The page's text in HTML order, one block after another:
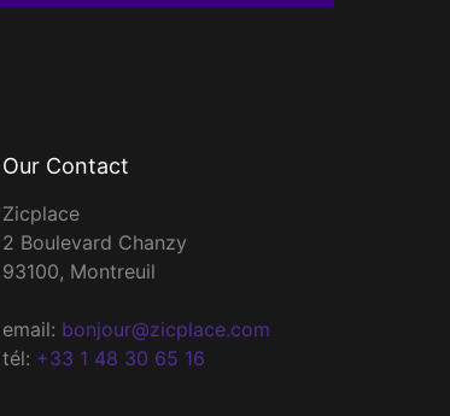
Our Contact
Zicplace
2 Boulevard Chanzy
93100, Montreuil
email: bonjour@zicplace.com
tél: +33 1 48 30 65 16